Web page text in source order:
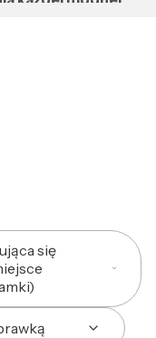
Ale to nie
18%)
w zenicie w
się